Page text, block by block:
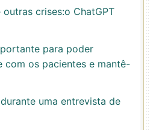
crises:o ChatGPT
para poder
com os pacientes e mantê-
uma entrevista de